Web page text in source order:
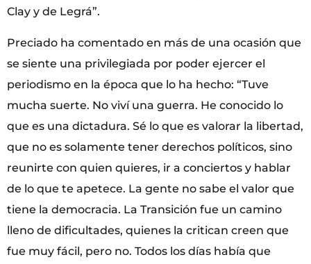
Clay y de Legrá”.
Preciado ha comentado en más de una ocasión que
se siente una privilegiada por poder ejercer el
periodismo en la época que lo ha hecho: “Tuve
mucha suerte. No viví una guerra. He conocido lo
que es una dictadura. Sé lo que es valorar la libertad,
que no es solamente tener derechos políticos, sino
reunirte con quien quieres, ir a conciertos y hablar
de lo que te apetece. La gente no sabe el valor que
tiene la democracia. La Transición fue un camino
lleno de dificultades, quienes la critican creen que
fue muy fácil, pero no. Todos los días había que